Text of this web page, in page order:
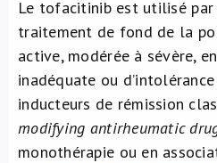
Le tofacitinib est utilisé
traitement de fond de la
active, modérée à sévère,
inadéquate ou
inducteurs de rémission
modifying antirheumatic
monothérapie ou en